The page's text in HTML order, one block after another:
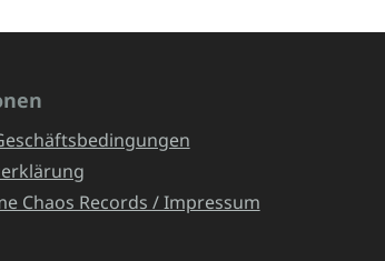
Chaos Records / Impressum